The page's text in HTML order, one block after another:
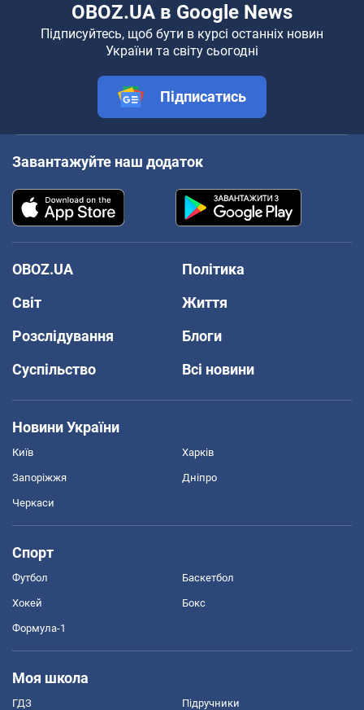
OBOZ.UA в Google News
Підписуйтесь, щоб бути в курсі останніх новин
України та світу сьогодні
Підписатись
Завантажуйте наш додаток
OBOZ.UA
Політика
Світ
Життя
Розслідування
Блоги
Суспільство
Всі новини
Новини України
Київ Харків
Запоріжжя Дніпро
Черкаси
Спорт
Футбол Баскетбол
Хокей Бокс
Формула-1
Моя школа
ГДЗ Підручники